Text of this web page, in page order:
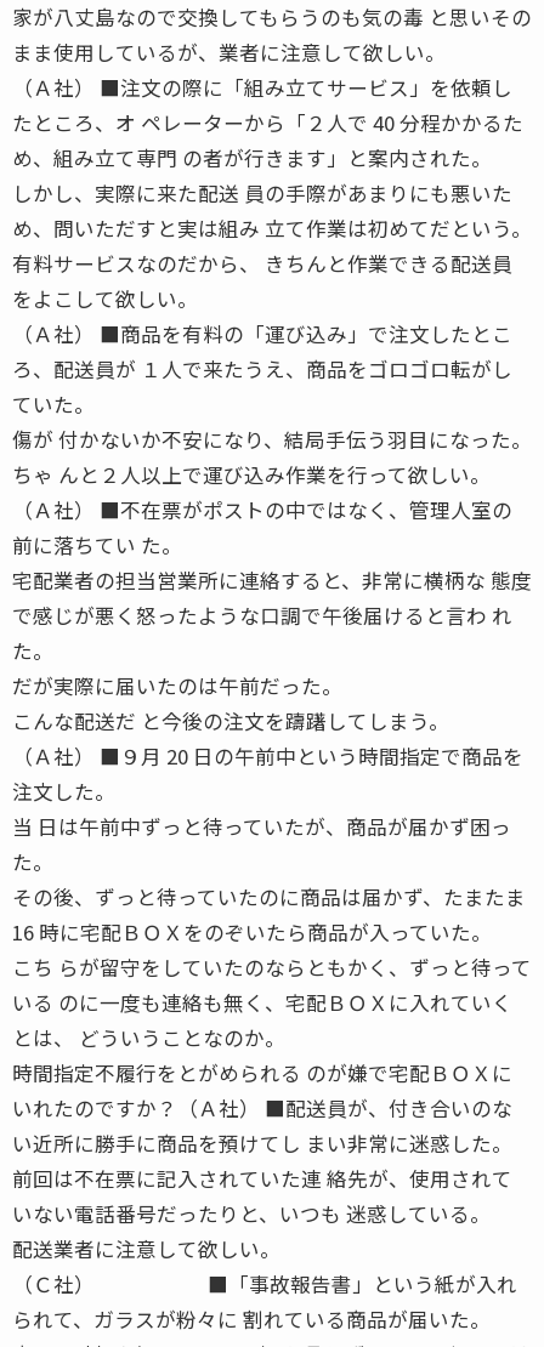
家が八丈島なので交換してもらうのも気の毒 と思いその
まま使用しているが、業者に注意して欲しい。
（Ａ社） ■注文の際に「組み立てサービス」を依頼し
たところ、オ ペレーターから「２人で 40 分程かかるた
め、組み立て専門 の者が行きます」と案内された。
しかし、実際に来た配送 員の手際があまりにも悪いた
め、問いただすと実は組み 立て作業は初めてだという。
有料サービスなのだから、 きちんと作業できる配送員
をよこして欲しい。
（Ａ社） ■商品を有料の「運び込み」で注文したとこ
ろ、配送員が １人で来たうえ、商品をゴロゴロ転がし
ていた。
傷が 付かないか不安になり、結局手伝う羽目になった。
ちゃ んと２人以上で運び込み作業を行って欲しい。
（Ａ社） ■不在票がポストの中ではなく、管理人室の
前に落ちてい た。
宅配業者の担当営業所に連絡すると、非常に横柄な 態度
で感じが悪く怒ったような口調で午後届けると言わ れ
た。
だが実際に届いたのは午前だった。
こんな配送だ と今後の注文を躊躇してしまう。
（Ａ社） ■９月 20 日の午前中という時間指定で商品を
注文した。
当 日は午前中ずっと待っていたが、商品が届かず困っ
た。
その後、ずっと待っていたのに商品は届かず、たまたま
16 時に宅配ＢＯＸをのぞいたら商品が入っていた。
こち らが留守をしていたのならともかく、ずっと待って
いる のに一度も連絡も無く、宅配ＢＯＸに入れていく
とは、 どういうことなのか。
時間指定不履行をとがめられる のが嫌で宅配ＢＯＸに
いれたのですか？（Ａ社） ■配送員が、付き合いのな
い近所に勝手に商品を預けてし まい非常に迷惑した。
前回は不在票に記入されていた連 絡先が、使用されて
いない電話番号だったりと、いつも 迷惑している。
配送業者に注意して欲しい。
（Ｃ社） ■「事故報告書」という紙が入れ
られて、ガラスが粉々に 割れている商品が届いた。